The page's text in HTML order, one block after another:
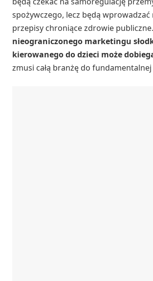
spożywczego, lecz będą
przepisy chroniące zdrowie publiczne.
nieograniczonego marketingu
kierowanego do dzieci może
zmusi całą branżę do